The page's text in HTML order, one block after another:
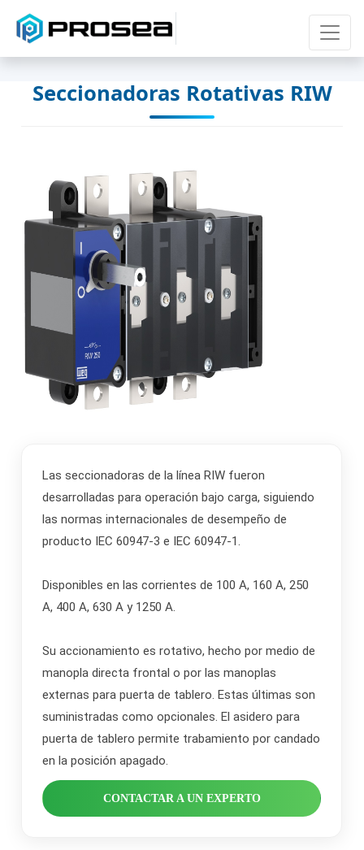
Seccionadoras Rotativas RIW
Las seccionadoras de la línea RIW fueron
desarrolladas para operación bajo carga, siguiendo
las normas internacionales de desempeño de
producto IEC 60947-3 e IEC 60947-1.
Disponibles en las corrientes de 100 A, 160 A, 250
A, 400 A, 630 A y 1250 A.
Su accionamiento es rotativo, hecho por medio de
manopla directa frontal o por las manoplas
externas para puerta de tablero. Estas últimas son
suministradas como opcionales. El asidero para
puerta de tablero permite trabamiento por candado
en la posición apagado.
CONTACTAR A UN EXPERTO